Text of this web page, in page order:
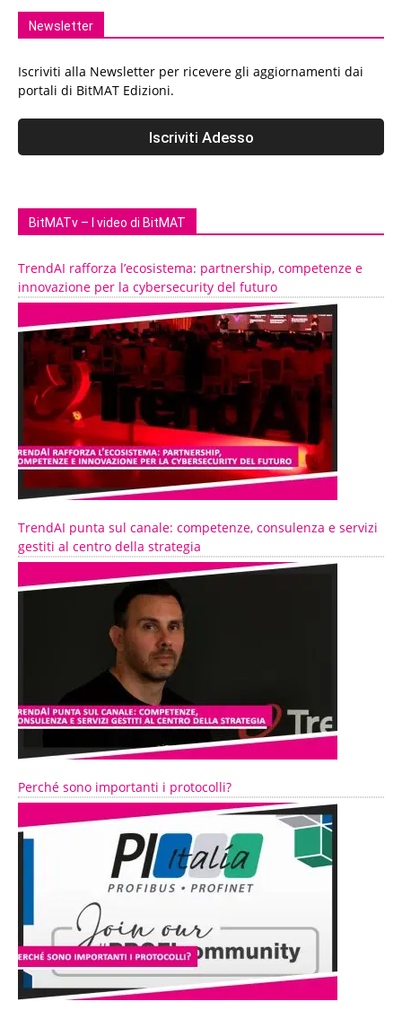
Newsletter
Iscriviti alla Newsletter per ricevere gli aggiornamenti dai
portali di BitMAT Edizioni.
BitMATv – I video di BitMAT
TrendAI rafforza l’ecosistema: partnership, competenze e
innovazione per la cybersecurity del futuro
TrendAI punta sul canale: competenze, consulenza e servizi
gestiti al centro della strategia
Perché sono importanti i protocolli?